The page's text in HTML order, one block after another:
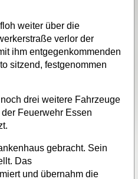
weiter über die
verlor der
ihm entgegenkommenden
sitzend, festgenommen
drei weitere Fahrzeuge
Feuerwehr Essen
gebracht. Sein
Das
und übernahm die